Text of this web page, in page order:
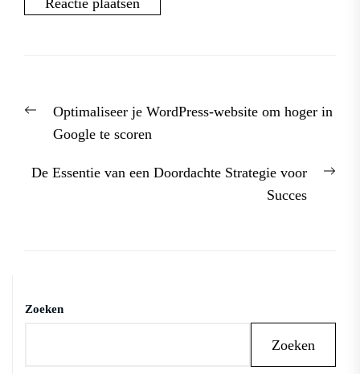
PreviousOptimaliseer je WordPress-website om hoger in
Google te scoren
De Essentie van een Doordachte Strategie voor
Succes
Zoeken
Zoeken